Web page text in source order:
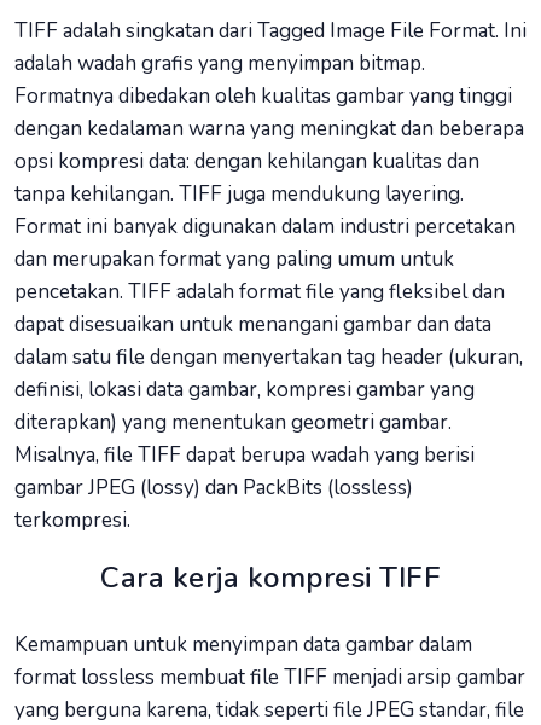
TIFF adalah singkatan dari Tagged Image File Format. Ini
adalah wadah grafis yang menyimpan bitmap.
Formatnya dibedakan oleh kualitas gambar yang tinggi
dengan kedalaman warna yang meningkat dan beberapa
opsi kompresi data: dengan kehilangan kualitas dan
tanpa kehilangan. TIFF juga mendukung layering.
Format ini banyak digunakan dalam industri percetakan
dan merupakan format yang paling umum untuk
pencetakan. TIFF adalah format file yang fleksibel dan
dapat disesuaikan untuk menangani gambar dan data
dalam satu file dengan menyertakan tag header (ukuran,
definisi, lokasi data gambar, kompresi gambar yang
diterapkan) yang menentukan geometri gambar.
Misalnya, file TIFF dapat berupa wadah yang berisi
gambar JPEG (lossy) dan PackBits (lossless)
terkompresi.
Cara kerja kompresi TIFF
Kemampuan untuk menyimpan data gambar dalam
format lossless membuat file TIFF menjadi arsip gambar
yang berguna karena, tidak seperti file JPEG standar, file